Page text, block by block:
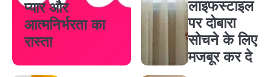
प्यार और
आत्मनिर्भरता का
रास्ता
लाइफस्टाइल
पर दोबारा
सोचने के लिए
मजबूर कर दे